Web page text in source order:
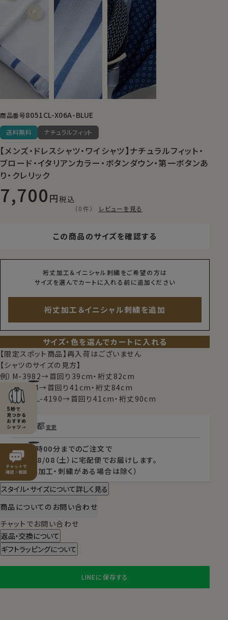
商品番号8051CL-X06A-BLUE
送料無料 ナチュラルフィット
【メンズ・ドレスシャツ・ワイシャツ】ナチュラルフィット・
ブロード・イタリアンカラー・ボタンダウン・第一ボタンあ
り・クレリック
7,700 税込
（0件） レビューを見る
この商品のサイズを確認する
裄丈加工＆イニシャル刺繍をご希望の方は
サイズを選んでカートに入れる前に追加ください
裄丈加工＆イニシャル刺繍を追加
サイズ・色を選んでカートに入れる
【限定スポット商品】再入荷はございません
【シャツのサイズの見方】
例）M-3982→首回り39cm・裄丈82cm
例）L-4184→首回り41cm・裄丈84cm
例）TALL-L-4190→首回り41cm・裄丈90cm
明日 13時00分 までのご注文で
2026/08/08（土） に宅配便 でお届けします。
（※裄丈加工・刺繍がある場合は除く）
東京都 変更
スタイル・サイズについて詳しく見る
商品についてのお問い合わせ
チャットでお問い合わせ
返品・交換について
ギフトラッピングについて
LINEに保存する